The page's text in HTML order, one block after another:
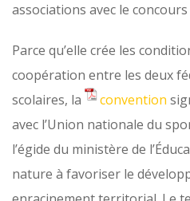
associations avec le concours
Parce qu’elle crée les
coopération entre les deux
scolaires, la
convention
avec l’Union nationale du
l’égide du ministère de
nature à favoriser le